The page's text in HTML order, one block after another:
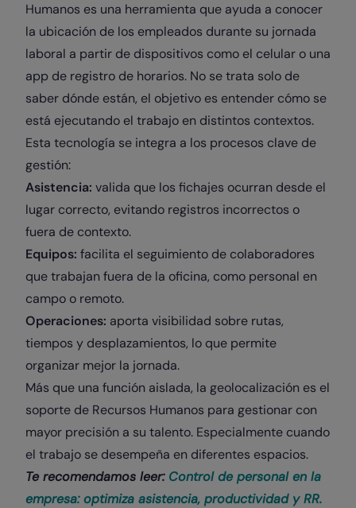
Humanos es una herramienta que ayuda a conocer
la ubicación de los empleados durante su jornada
laboral a partir de dispositivos como el celular o una
app de registro de horarios. No se trata solo de
saber dónde están, el objetivo es entender cómo se
está ejecutando el trabajo en distintos contextos.
Esta tecnología se integra a los procesos clave de
gestión:
Asistencia: valida que los fichajes ocurran desde el
lugar correcto, evitando registros incorrectos o
fuera de contexto.
Equipos: facilita el seguimiento de colaboradores
que trabajan fuera de la oficina, como personal en
campo o remoto.
Operaciones: aporta visibilidad sobre rutas,
tiempos y desplazamientos, lo que permite
organizar mejor la jornada.
Más que una función aislada, la geolocalización es el
soporte de Recursos Humanos para gestionar con
mayor precisión a su talento. Especialmente cuando
el trabajo se desempeña en diferentes espacios.
Te recomendamos leer: Control de personal en la
empresa: optimiza asistencia, productividad y RR.